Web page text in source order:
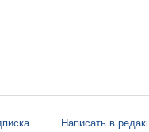
Написать в